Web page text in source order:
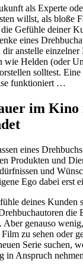
als Experte
willst, als bloße
Gefühle deiner
eines
anstelle
wie Helden (oder
solltest.
funktioniert …
im Kino
eines
Produkten und
und
Ego dabei erst
deines Kunden
die
Aber genauso
zu sehen oder
Serie suchen,
in Anspruch